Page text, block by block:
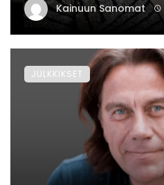
Kainuun Sanomat
JULKKIKSET